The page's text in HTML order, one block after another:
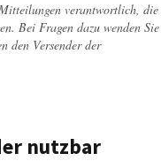
verantwortlich, die
Bei Fragen dazu wenden Sie
den Versender der
nutzbar